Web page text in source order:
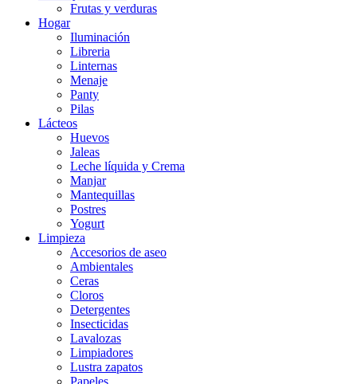
Frutas y verduras
Hogar
Iluminación
Libreria
Linternas
Menaje
Panty
Pilas
Lácteos
Huevos
Jaleas
Leche líquida y Crema
Manjar
Mantequillas
Postres
Yogurt
Limpieza
Accesorios de aseo
Ambientales
Ceras
Cloros
Detergentes
Insecticidas
Lavalozas
Limpiadores
Lustra zapatos
Papeles